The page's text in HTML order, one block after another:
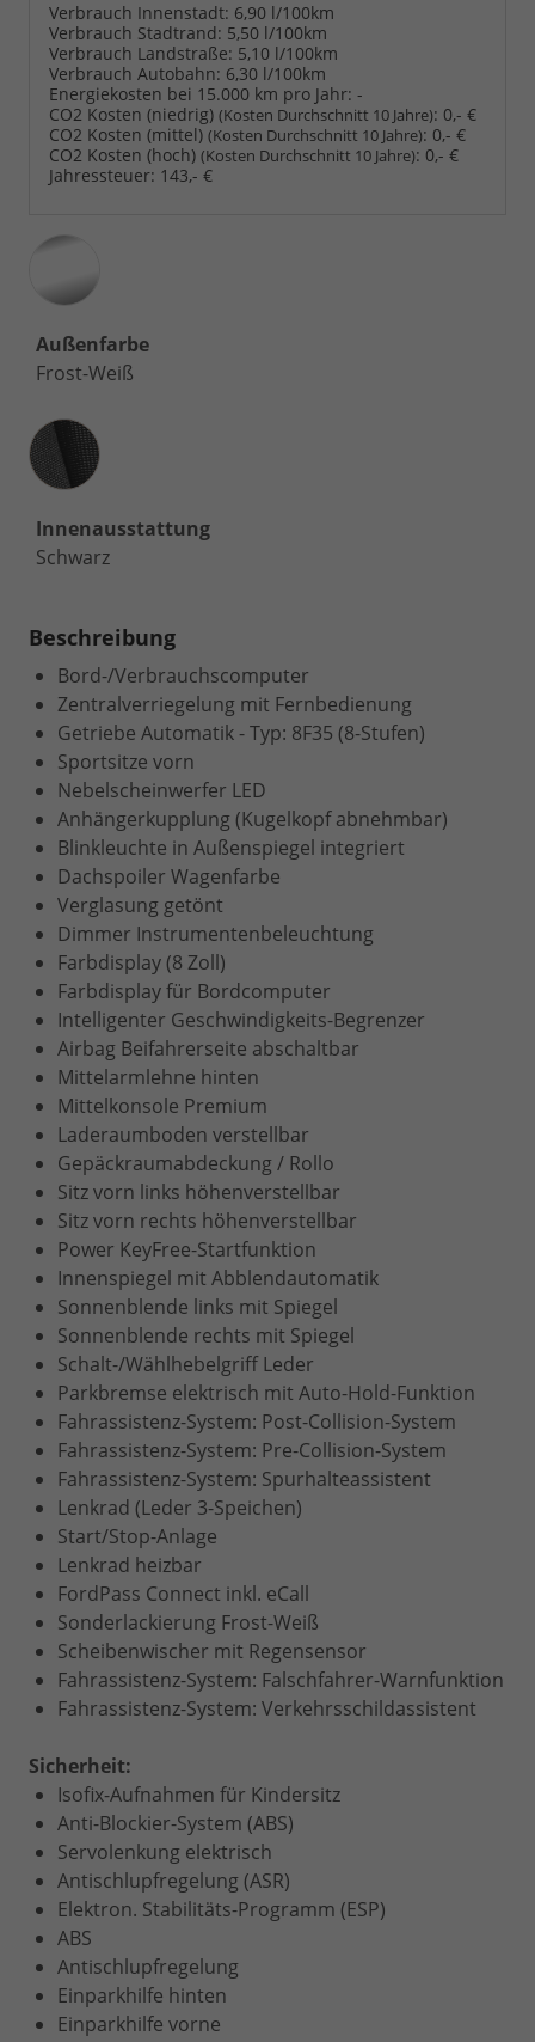
Verbrauch Innenstadt: 6,90 l/100km
Verbrauch Stadtrand: 5,50 l/100km
Verbrauch Landstraße: 5,10 l/100km
Verbrauch Autobahn: 6,30 l/100km
Energiekosten bei 15.000 km pro Jahr: -
CO2 Kosten (niedrig) (Kosten Durchschnitt 10 Jahre): 0,- €
CO2 Kosten (mittel) (Kosten Durchschnitt 10 Jahre): 0,- €
CO2 Kosten (hoch) (Kosten Durchschnitt 10 Jahre): 0,- €
Jahressteuer: 143,- €
Außenfarbe
Frost-Weiß
Innenausstattung
Innenausstattung
Schwarz
Beschreibung
Bord-/Verbrauchscomputer
Zentralverriegelung mit Fernbedienung
Getriebe Automatik - Typ: 8F35 (8-Stufen)
Sportsitze vorn
Nebelscheinwerfer LED
Anhängerkupplung (Kugelkopf abnehmbar)
Blinkleuchte in Außenspiegel integriert
Dachspoiler Wagenfarbe
Verglasung getönt
Dimmer Instrumentenbeleuchtung
Farbdisplay (8 Zoll)
Farbdisplay für Bordcomputer
Intelligenter Geschwindigkeits-Begrenzer
Airbag Beifahrerseite abschaltbar
Mittelarmlehne hinten
Mittelkonsole Premium
Laderaumboden verstellbar
Gepäckraumabdeckung / Rollo
Sitz vorn links höhenverstellbar
Sitz vorn rechts höhenverstellbar
Power KeyFree-Startfunktion
Innenspiegel mit Abblendautomatik
Sonnenblende links mit Spiegel
Sonnenblende rechts mit Spiegel
Schalt-/Wählhebelgriff Leder
Parkbremse elektrisch mit Auto-Hold-Funktion
Fahrassistenz-System: Post-Collision-System
Fahrassistenz-System: Pre-Collision-System
Fahrassistenz-System: Spurhalteassistent
Lenkrad (Leder 3-Speichen)
Start/Stop-Anlage
Lenkrad heizbar
FordPass Connect inkl. eCall
Sonderlackierung Frost-Weiß
Scheibenwischer mit Regensensor
Fahrassistenz-System: Falschfahrer-Warnfunktion
Fahrassistenz-System: Verkehrsschildassistent
Sicherheit:
Isofix-Aufnahmen für Kindersitz
Anti-Blockier-System (ABS)
Servolenkung elektrisch
Antischlupfregelung (ASR)
Elektron. Stabilitäts-Programm (ESP)
ABS
Antischlupfregelung
Einparkhilfe hinten
Einparkhilfe vorne